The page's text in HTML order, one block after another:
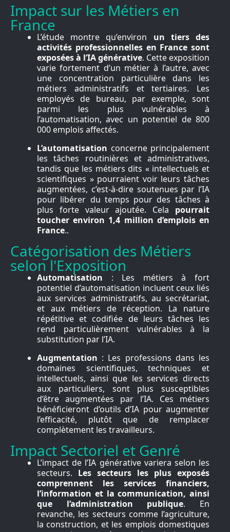
Impact sur les Métiers en
France
L’étude montre qu’environ un tiers des
activités professionnelles en France sont
exposées à l’IA générative. Cette exposition
varie fortement d’un métier à l’autre, avec
une concentration particulière dans les
métiers administratifs et tertiaires. Les
employés de bureau, par exemple, sont
parmi les plus vulnérables à
l’automatisation, avec un potentiel de 800
000 emplois affectés.
L’automatisation concerne principalement
les tâches routinières et administratives,
tandis que les métiers dits « intellectuels et
scientifiques » pourraient voir leurs tâches
augmentées, c’est-à-dire soutenues par l’IA
pour libérer du temps pour des tâches à
plus forte valeur ajoutée. Cela pourrait
toucher environ 1,4 million d’emplois en
France..
Catégorisation des Métiers
selon l'Exposition
Automatisation : Les métiers à fort
potentiel d’automatisation incluent ceux liés
aux services administratifs, au secrétariat,
et aux métiers de réception. La nature
répétitive et codifiée de leurs tâches les
rend particulièrement vulnérables à la
substitution par l’IA.
Augmentation : Les professions dans les
domaines scientifiques, techniques et
intellectuels, ainsi que les services directs
aux particuliers, sont plus susceptibles
d’être augmentées par l’IA. Ces métiers
bénéficieront d’outils d’IA pour augmenter
l’efficacité, plutôt que de remplacer
complètement les travailleurs.
Impact Sectoriel et Genré
L’impact de l’IA générative variera selon les
secteurs. Les secteurs les plus exposés
comprennent les services financiers,
l’information et la communication, ainsi
que l’administration publique. En
revanche, les secteurs comme l’agriculture,
la construction, et les emplois domestiques